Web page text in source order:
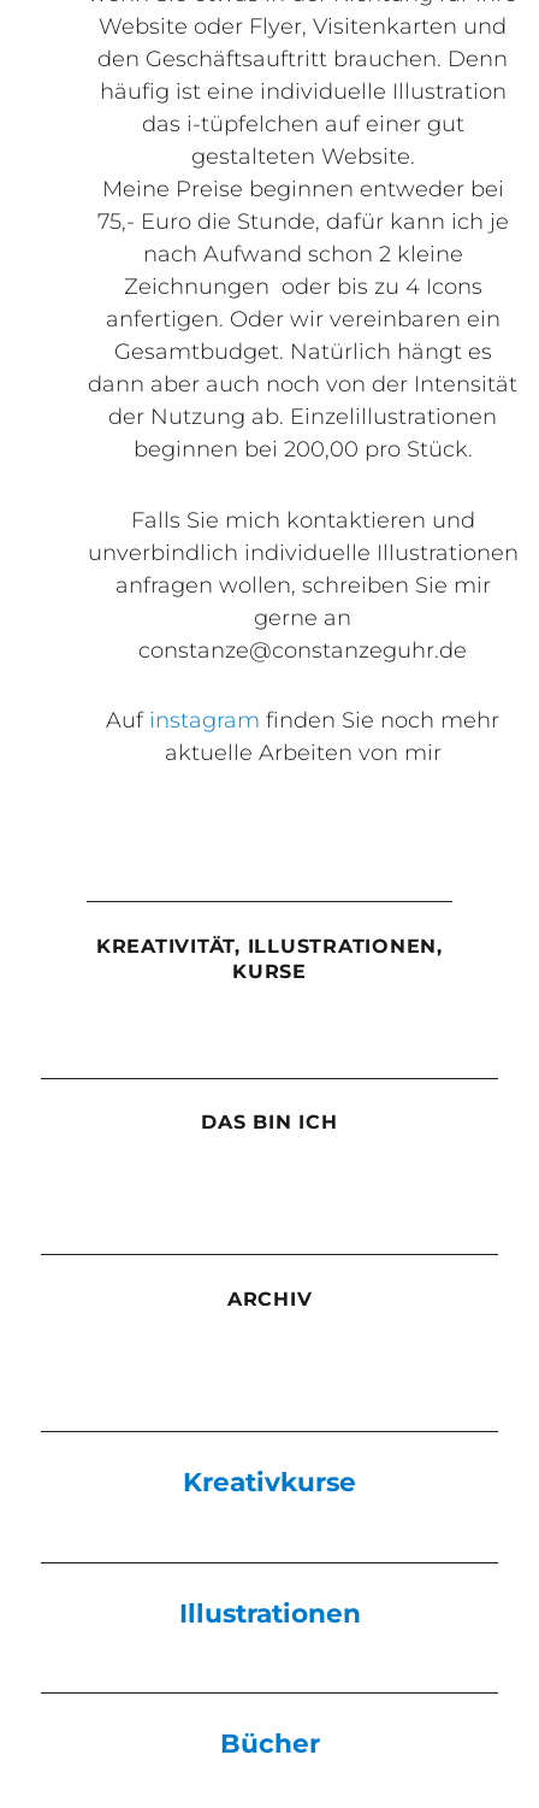
Website oder Flyer, Visitenkarten und
den Geschäftsauftritt brauchen. Denn
häufig ist eine individuelle Illustration
das i-tüpfelchen auf einer gut
gestalteten Website.
Meine Preise beginnen entweder bei
75,- Euro die Stunde, dafür kann ich je
nach Aufwand schon 2 kleine
Zeichnungen oder bis zu 4 Icons
anfertigen. Oder wir vereinbaren ein
Gesamtbudget. Natürlich hängt es
dann aber auch noch von der Intensität
der Nutzung ab. Einzelillustrationen
beginnen bei 200,00 pro Stück.
Falls Sie mich kontaktieren und
unverbindlich individuelle Illustrationen
anfragen wollen, schreiben Sie mir
gerne an
constanze@constanzeguhr.de
Auf instagram finden Sie noch mehr
aktuelle Arbeiten von mir
KREATIVITÄT, ILLUSTRATIONEN,
KURSE
DAS BIN ICH
ARCHIV
Kreativkurse
Illustrationen
Bücher